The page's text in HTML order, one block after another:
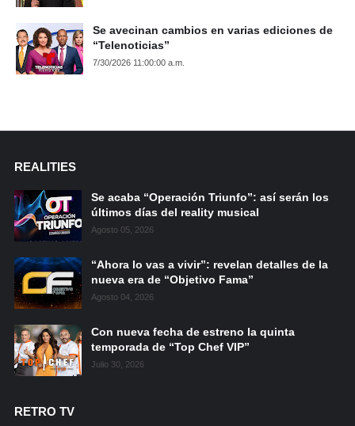
Se avecinan cambios en varias ediciones de
“Telenoticias”
7/30/2026 11:00:00 a.m.
REALITIES
Se acaba “Operación Triunfo”: así serán los
últimos días del reality musical
Agosto 05, 2026
“Ahora lo vas a vivir”: revelan detalles de la
nueva era de “Objetivo Fama”
Agosto 04, 2026
Con nueva fecha de estreno la quinta
temporada de “Top Chef VIP”
Julio 30, 2026
RETRO TV